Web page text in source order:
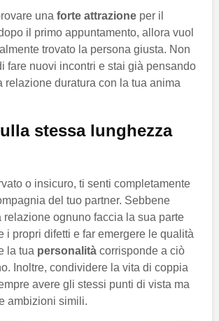
una forte attrazione per il
il primo appuntamento, allora vuol
trovato la persona giusta. Non
fare nuovi incontri e stai già pensando
relazione duratura con la tua anima
stessa lunghezza
o insicuro, ti senti completamente
del tuo partner. Sebbene
relazione ognuno faccia la sua parte
i propri difetti e far emergere le qualità
la tua personalità corrisponde a ciò
Inoltre, condividere la vita di coppia
avere gli stessi punti di vista ma
ambizioni simili.